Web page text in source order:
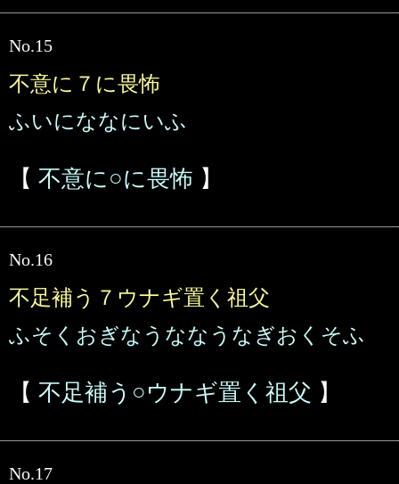
No.15
不意に７に畏怖
ふいにななにいふ
【 不意に○に畏怖 】
No.16
不足補う７ウナギ置く祖父
ふそくおぎなうななうなぎおくそふ
【 不足補う○ウナギ置く祖父 】
No.17